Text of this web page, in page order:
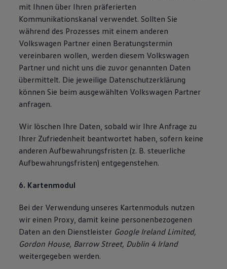
mit Ihnen über Ihren präferierten
Kommunikationskanal verwendet. Sollten Sie
während des Prozesses mit einem anderen
Volkswagen Partner einen Beratungstermin
vereinbaren wollen, werden diesem Volkswagen
Partner und nicht uns die zuvor genannten Daten
übermittelt. Die jeweilige Datenschutzerklärung
können Sie beim ausgewählten Volkswagen Partner
anfragen.
Wir löschen Ihre Daten, sobald wir Ihre Anfrage zu
Ihrer Zufriedenheit beantwortet haben, sofern keine
anderen Aufbewahrungsfristen (z. B. steuerliche
Aufbewahrungsfristen) entgegenstehen.
6. Kartenmodul
Bei der Verwendung unseres Kartenmoduls nutzen
wir einen Proxy, damit keine personenbezogenen
Daten an den Dienstleister Google Ireland Limited,
Gordon House, Barrow Street, Dublin 4 Irland
weitergegeben werden.